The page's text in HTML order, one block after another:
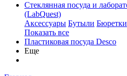
Стеклянная посуда и
(LabQuest)
Аксессуары Бутыли Бюретки
Показать все
Пластиковая посуда Desco
Еще